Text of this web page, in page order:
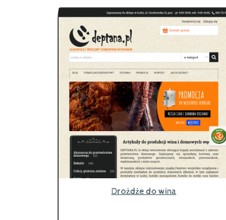
Drożdże do wina